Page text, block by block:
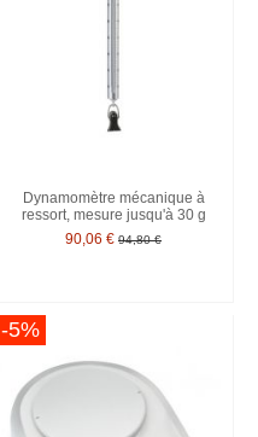
Dynamomètre mécanique à
ressort, mesure jusqu'à 30 g
90,06 € 94,80 €
-5%